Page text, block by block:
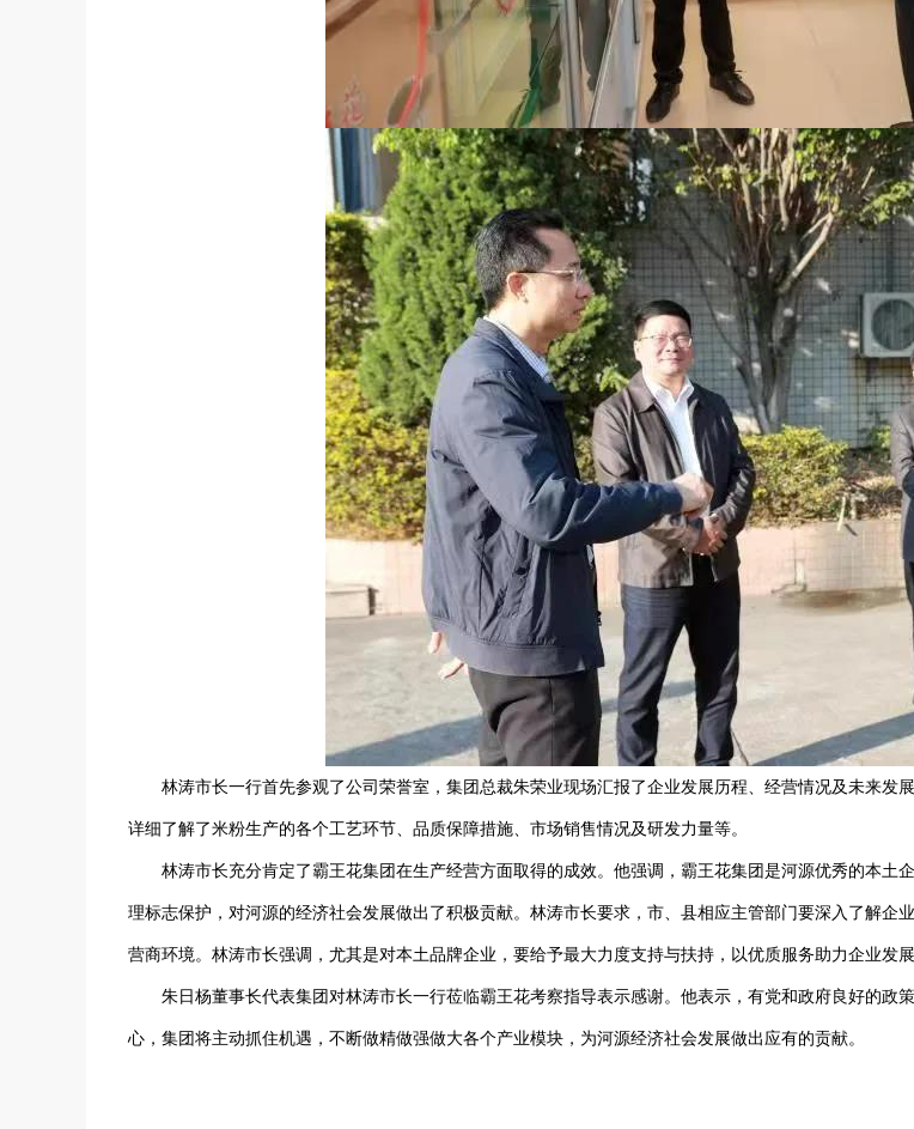
林涛市长一行首先参观了公司荣誉室，集团总裁朱荣业现场汇报了企业发展历程、经营情况及未来发
详细了解了米粉生产的各个工艺环节、品质保障措施、市场销售情况及研发力量等。
林涛市长充分肯定了霸王花集团在生产经营方面取得的成效。他强调，霸王花集团是河源优秀的本
理标志保护，对河源的经济社会发展做出了积极贡献。林涛市长要求，市、县相应主管部门要深入了解
营商环境。林涛市长强调，尤其是对本土品牌企业，要给予最大力度支持与扶持，以优质服务助力企业发
朱日杨董事长代表集团对林涛市长一行莅临霸王花考察指导表示感谢。他表示，有党和政府良好的
心，集团将主动抓住机遇，不断做精做强做大各个产业模块，为河源经济社会发展做出应有的贡献。